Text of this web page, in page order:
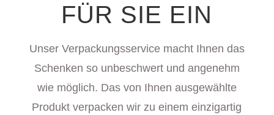
FÜR SIE EIN
Unser Verpackungsservice macht Ihnen das
Schenken so unbeschwert und angenehm
wie möglich. Das von Ihnen ausgewählte
Produkt verpacken wir zu einem einzigartig